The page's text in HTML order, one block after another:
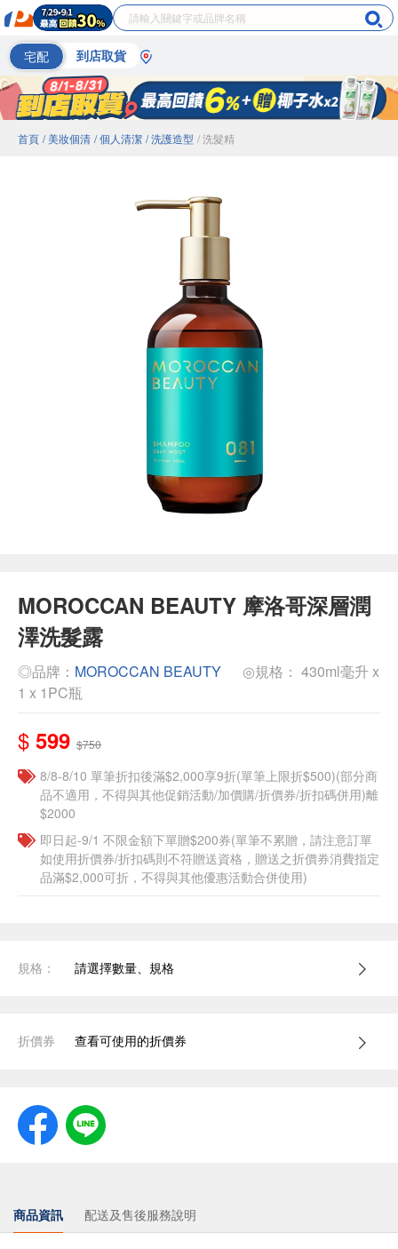
宅配 到店取貨
首頁 / 美妝個清 / 個人清潔 / 洗護造型 / 洗髮精
MOROCCAN BEAUTY 摩洛哥深層潤
澤洗髮露
◎品牌： MOROCCAN BEAUTY
◎規格： 430ml毫升 x
1 x 1PC瓶
$ 599 $750
8/8-8/10 單筆折扣後滿$2,000享9折(單筆上限折$500)(部分商
品不適用，不得與其他促銷活動/加價購/折價券/折扣碼併用)離
$2000
即日起-9/1 不限金額下單贈$200券(單筆不累贈，請注意訂單
如使用折價券/折扣碼則不符贈送資格，贈送之折價券消費指定
品滿$2,000可折，不得與其他優惠活動合併使用)
規格： 請選擇數量、規格
折價券 查看可使用的折價券
商品資訊 配送及售後服務說明